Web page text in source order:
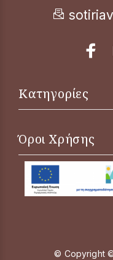
Κατηγορίες
Όροι Χρήσης
© Copyright